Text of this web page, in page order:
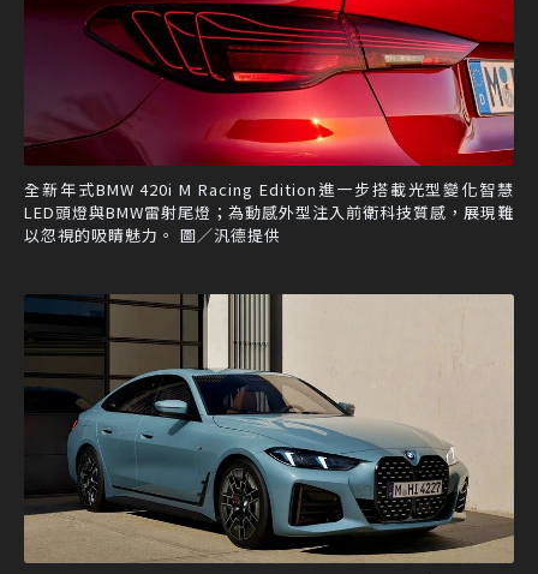
全新年式BMW 420i M Racing Edition進一步搭載光型變化智慧
LED頭燈與BMW雷射尾燈；為動感外型注入前衛科技質感，展現難
以忽視的吸睛魅力。 圖／汎德提供